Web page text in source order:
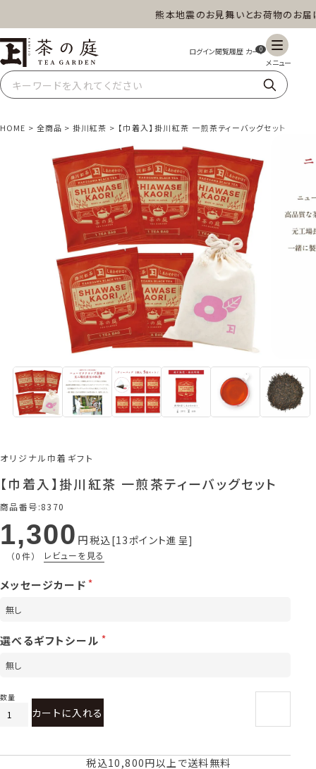
熊本地震のお見舞いとお荷物のお届けに
茶の庭オンラインショップ 0
HOME 全商品 掛川紅茶 【巾着入】掛川紅茶 一煎茶ティーバッグセット
オリジナル巾着ギフト
【巾着入】掛川紅茶 一煎茶ティーバッグセット
商品番号 8370
1,300 税込 13ポイント進呈
（0件） レビューを見る
メッセージカード
選べるギフトシール
カートに入れる
税込10,800円以上で送料無料